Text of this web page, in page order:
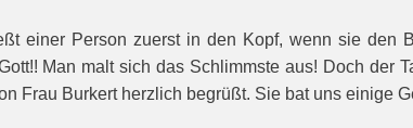
einer Person zuerst in den Kopf, wenn sie den
Man malt sich das Schlimmste aus! Doch der
Frau Burkert herzlich begrüßt. Sie bat uns einige